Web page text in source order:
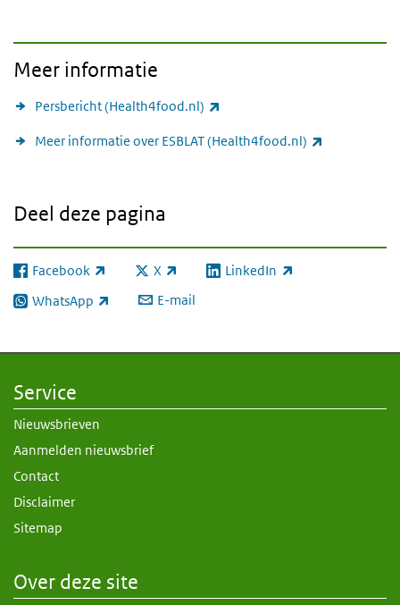
Meer informatie
Persbericht (Health4food.nl)
Meer informatie over ESBLAT (Health4food.nl)
Deel deze pagina
Facebook
(externe link) X
(externe link) LinkedIn
(externe link)
WhatsApp
(externe link) E-mail
Service
Nieuwsbrieven
Aanmelden nieuwsbrief
Contact
Disclaimer
Sitemap
Over deze site